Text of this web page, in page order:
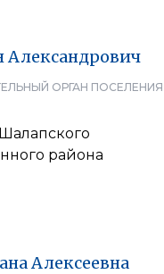
Александрович
ОРГАН ПОСЕЛЕНИЯ
района
Алексеевна